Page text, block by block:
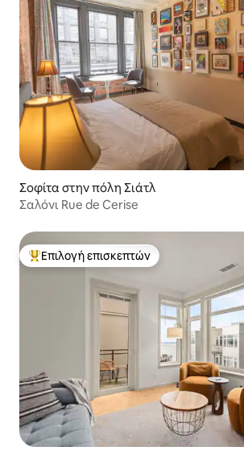
Σοφίτα στην πόλη Σιάτλ
Σαλόνι Rue de Cerise
Κορυφαία επιλογή επισκεπτών
Επιλογή επισκεπτών